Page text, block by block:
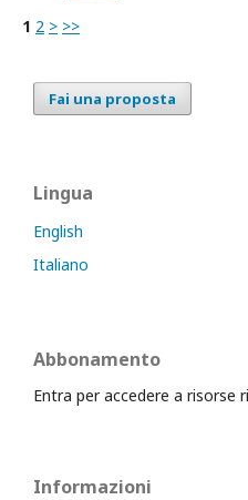
1 2 > >>
Fai una proposta
Lingua
English
Italiano
Abbonamento
Entra per accedere a risorse
Informazioni